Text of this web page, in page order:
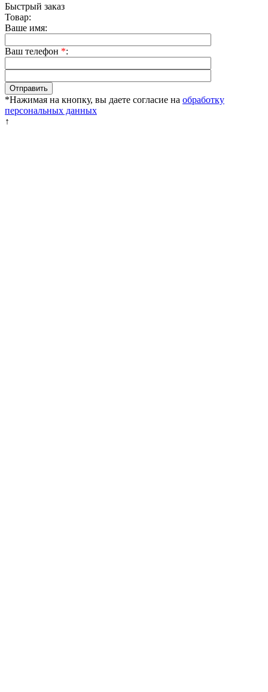
Быстрый заказ
Товар:
Ваше имя:
Ваш телефон *:
*Нажимая на кнопку, вы даете согласие на обработку
персональных данных
↑